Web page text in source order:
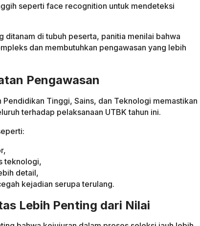
seperti face recognition untuk mendeteksi
ditanam di tubuh peserta, panitia menilai bahwa
dan membutuhkan pengawasan yang lebih
Pengawasan
Tinggi, Sains, dan Teknologi memastikan
terhadap pelaksanaan UTBK tahun ini.
teknologi,
detail,
kejadian serupa terulang.
Lebih Penting dari Nilai